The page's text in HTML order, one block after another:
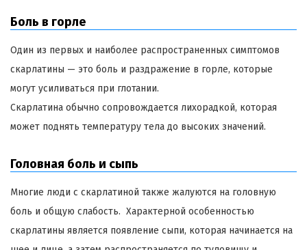
Боль в горле
Один из первых и наиболее распространенных симптомов
скарлатины — это боль и раздражение в горле, которые
могут усиливаться при глотании.
Скарлатина обычно сопровождается лихорадкой, которая
может поднять температуру тела до высоких значений.
Головная боль и сыпь
Многие люди с скарлатиной также жалуются на головную
боль и общую слабость. Характерной особенностью
скарлатины является появление сыпи, которая начинается на